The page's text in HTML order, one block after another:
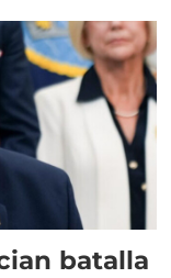
batalla